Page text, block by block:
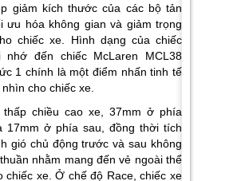
giảm kích thước của các bộ tản
ưu hóa không gian và giảm trọng
chiếc xe. Hình dạng của chiếc
nhớ đến chiếc McLaren MCL38
1 chính là một điểm nhấn tinh tế
cho chiếc xe.
thấp chiều cao xe, 37mm ở phía
17mm ở phía sau, đồng thời tích
gió chủ động trước và sau không
nhằm mang đến vẻ ngoài thể
chiếc xe. Ở chế độ Race, chiếc xe